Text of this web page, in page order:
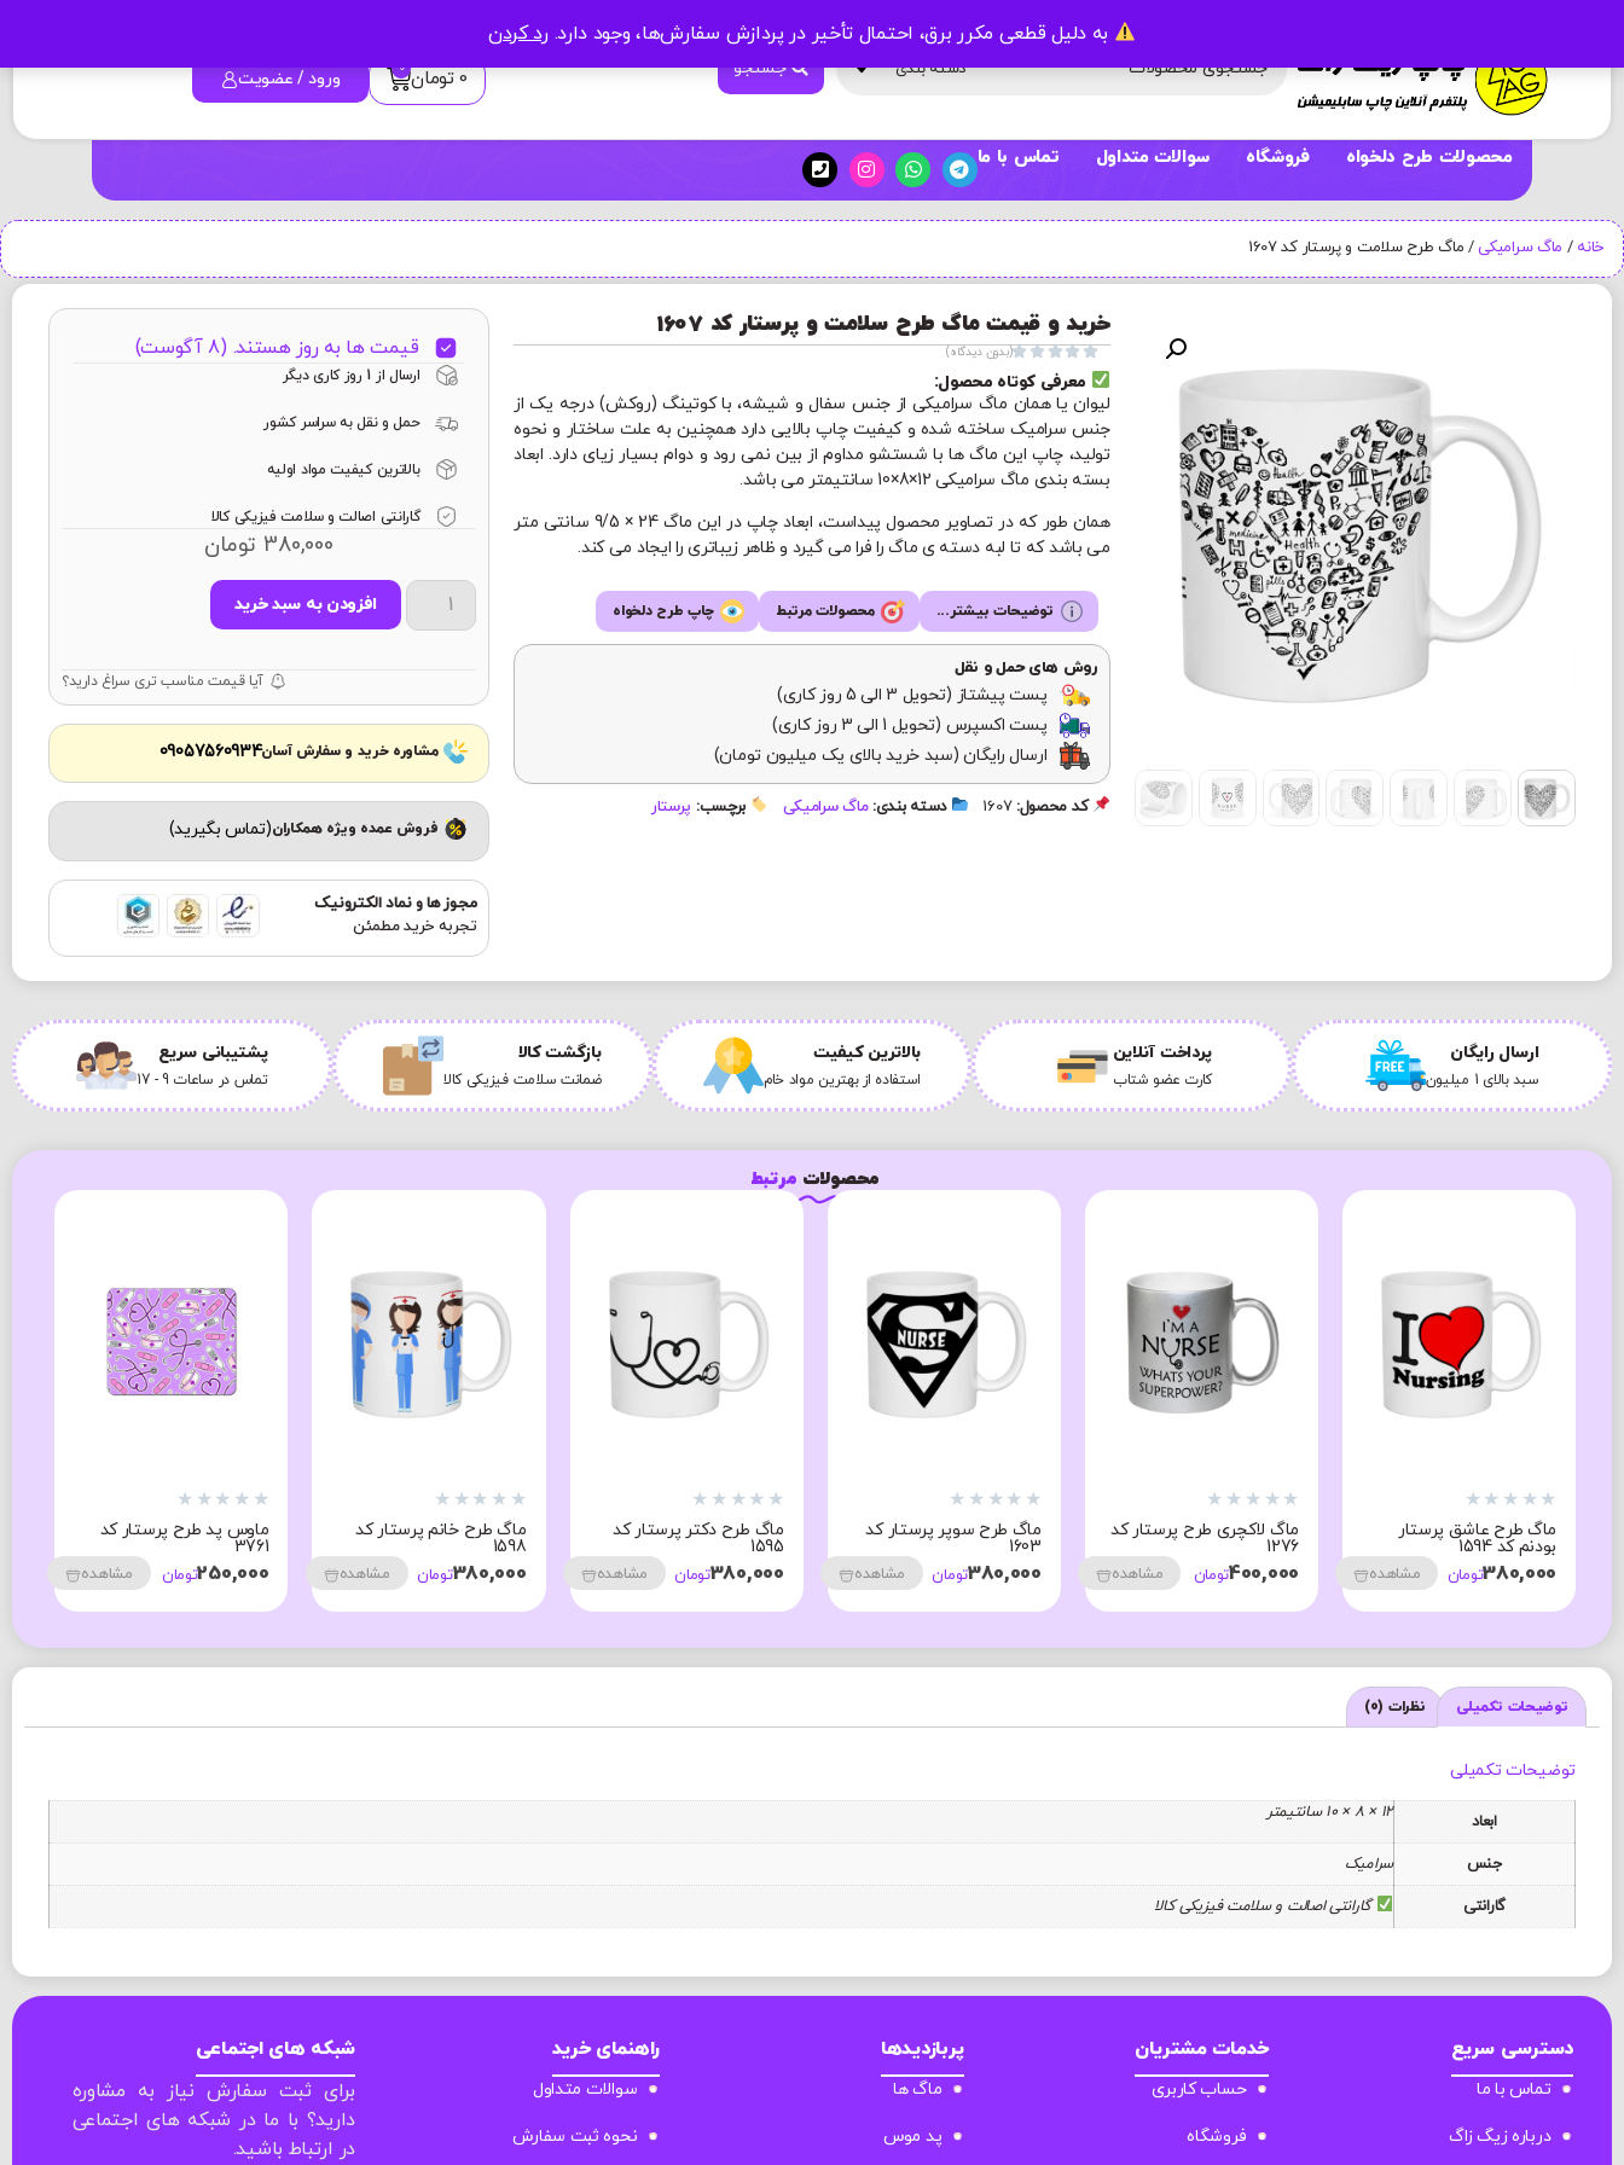
به دلیل قطعی مکرر برق، احتمال تأخیر در پردازش سفارش‌ها، وجود دارد. رد کردن
دسته بندی جستجو 0 تومان 0 ورود / عضویت
محصولات طرح دلخواه فروشگاه سوالات متداول تماس با ما
خانه / ماگ سرامیکی/ ماگ طرح سلامت و پرستار کد 1607
خرید و قیمت ماگ طرح سلامت و پرستار کد 1607




(بدون دیدگاه)
معرفی کوتاه محصول:
لیوان یا همان ماگ سرامیکی از جنس سفال و شیشه، با کوتینگ (روکش) درجه یک از
جنس سرامیک ساخته شده و کیفیت چاپ بالایی دارد همچنین به علت ساختار و نحوه
تولید، چاپ این ماگ ها با شستشو مداوم از بین نمی رود و دوام بسیار زیای دارد. ابعاد
بسته بندی ماگ سرامیکی 12×8×10 سانتیمتر می باشد.
همان طور که در تصاویر محصول پیداست، ابعاد چاپ در این ماگ 24 × 9/5 سانتی متر
می باشد که تا لبه دسته ی ماگ را فرا می گیرد و ظاهر زیباتری را ایجاد می کند.
توضیحات بیشتر... محصولات مرتبط چاپ طرح دلخواه
روش های حمل و نقل
پست پیشتاز (تحویل 3 الی 5 روز کاری)
پست اکسپرس (تحویل 1 الی 3 روز کاری)
ارسال رایگان (سبد خرید بالای یک میلیون تومان)
کد محصول:1607 دسته بندی: ماگ سرامیکی برچسب: پرستار
قیمت ها به روز هستند. (8 آگوست)
ارسال از 1 روز کاری دیگر
حمل و نقل به سراسر کشور
بالاترین کیفیت مواد اولیه
گارانتی اصالت و سلامت فیزیکی کالا
380,000 تومان
افزودن به سبد خرید
آیا قیمت مناسب تری سراغ دارید؟
مشاوره خرید و سفارش آسان09057560934
فروش عمده ویژه همکاران(تماس بگیرید)
مجوز ها و نماد الکترونیک
تجربه خرید مطمئن
ارسال رایگان
سبد بالای 1 میلیون
پرداخت آنلاین
کارت عضو شتاب
بالاترین کیفیت
استفاده از بهترین مواد خام
بازگشت کالا
ضمانت سلامت فیزیکی کالا
پشتیبانی سریع
تماس در ساعات 9 - 17
محصولات مرتبط
★
★
★
★
★
ماگ طرح عاشق پرستار
بودنم کد 1594
380,000تومان مشاهده
★
★
★
★
★
ماگ لاکچری طرح پرستار کد
1276
400,000تومان مشاهده
★
★
★
★
★
ماگ طرح سوپر پرستار کد
1603
380,000تومان مشاهده
★
★
★
★
★
ماگ طرح دکتر پرستار کد
1595
380,000تومان مشاهده
★
★
★
★
★
ماگ طرح خانم پرستار کد
1598
380,000تومان مشاهده
★
★
★
★
★
ماوس پد طرح پرستار کد
3761
250,000تومان مشاهده
توضیحات تکمیلی نظرات (0)
توضیحات تکمیلی
ابعاد 12 × 8 × 10 سانتیمتر
جنس
سرامیک
گارانتی
گارانتی اصالت و سلامت فیزیکی کالا
دسترسی سریع
تماس با ما
درباره زیگ زاگ
خدمات مشتریان
حساب کاربری
فروشگاه
پربازدیدها
ماگ ها
پد موس
راهنمای خرید
سوالات متداول
نحوه ثبت سفارش
شبکه های اجتماعی
برای ثبت سفارش نیاز به مشاوره
دارید؟ با ما در شبکه های اجتماعی
در ارتباط باشید.